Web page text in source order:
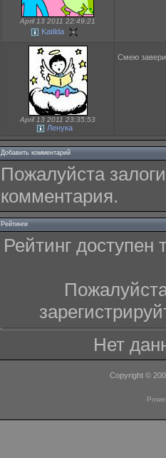
April 13 2011 22:49:21
Katilda
April 13 2011 23:35:53
Ленука
Смею
Добавить комментарий
Пожалуйста
комментария.
Рейтинги
Рейтинг доступен
Нет
Copyright ©